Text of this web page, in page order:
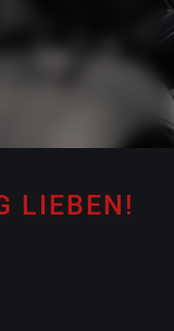
LIEBEN!